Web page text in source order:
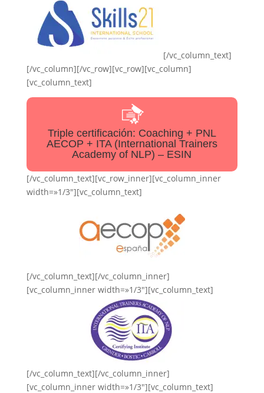
[/vc_column_text]
[/vc_column][/vc_row][vc_row][vc_column]
[vc_column_text]
Triple certificación: Coaching + PNL
AECOP + ITA (International Trainers
Academy of NLP) – ESIN
[/vc_column_text][vc_row_inner][vc_column_inner
width=»1/3″][vc_column_text]
[/vc_column_text][/vc_column_inner]
[vc_column_inner width=»1/3″][vc_column_text]
[/vc_column_text][/vc_column_inner]
[vc_column_inner width=»1/3″][vc_column_text]